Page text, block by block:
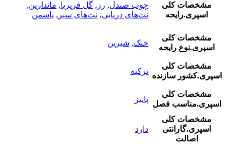
مشخصات کلی
اسپری.رایحه
چوب صندل, رز , گل فریزیا, ماندارین,
نت‌های دریایی, نت‌های سبز , یاسمن
مشخصات کلی
اسپری.نوع رایحه
خنک, شیرین
مشخصات کلی
اسپری.کشور سازنده
ترکیه
مشخصات کلی
اسپری.مناسب فصل
پاییز
مشخصات کلی
اسپری.گارانتی
اصالت
دارد